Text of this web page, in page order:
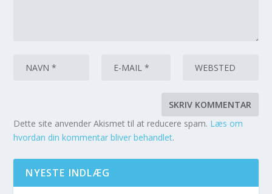
Dette site anvender Akismet til at reducere spam. Læs om
hvordan din kommentar bliver behandlet.
NYESTE INDLÆG